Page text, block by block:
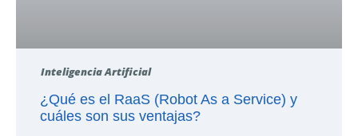
Inteligencia Artificial
¿Qué es el RaaS (Robot As a Service) y
cuáles son sus ventajas?